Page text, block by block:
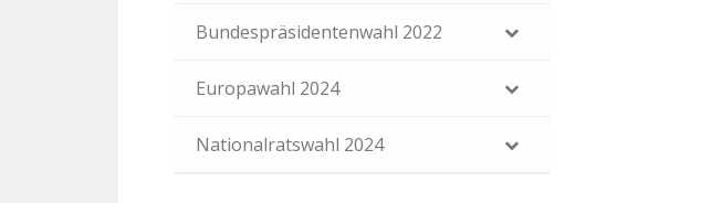
Bundespräsidentenwahl 2022
Europawahl 2024
Nationalratswahl 2024